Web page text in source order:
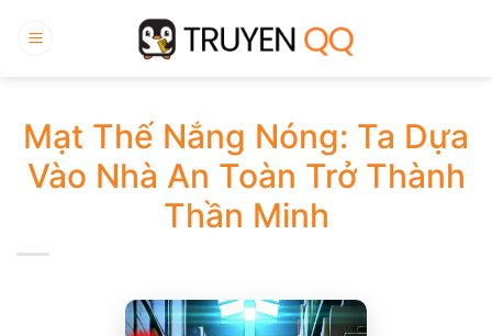
qua
Mạt Thế Nắng Nóng: Ta Dựa
Vào Nhà An Toàn Trở Thành
Thần Minh